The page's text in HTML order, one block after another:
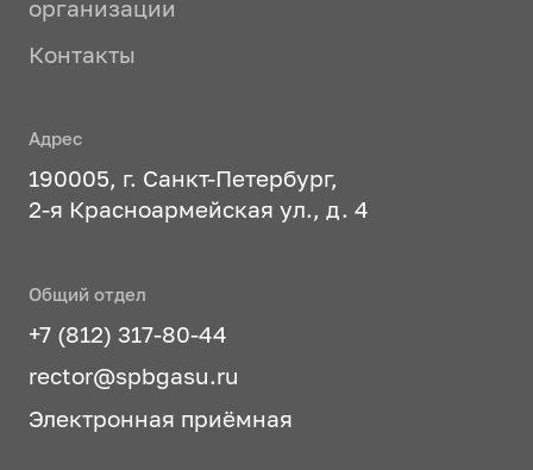
организации
Контакты
Адрес
190005, г. Санкт-Петербург,
2-я Красноармейская ул., д. 4
Общий отдел
+7 (812) 317-80-44
rector@spbgasu.ru
Электронная приёмная